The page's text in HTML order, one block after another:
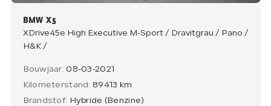
BMW X5
XDrive45e High Executive M-Sport / Dravitgrau / Pano /
H&K /
Bouwjaar: 08-03-2021
Kilometerstand: 89413 km
Brandstof: Hybride (Benzine)